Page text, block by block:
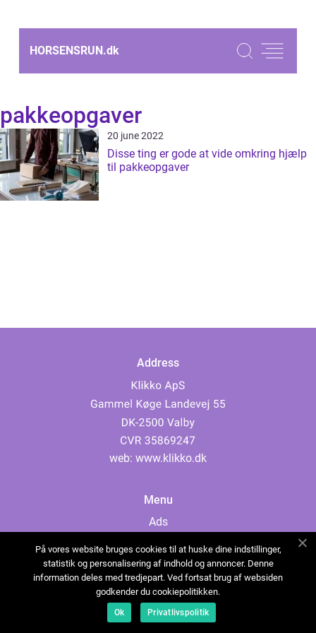
HORSENSRUN.dk
pakkeopgaver
20 june 2022
Disse ting er gode at vide omkring hjælp
til pakkeopgaver
Address
web: www.klikko.dk
Menu
Ads
Cookies
Contact
Sitemap
På vores website bruges cookies til at huske dine indstillinger,
statistik og personalisering af indhold og annoncer. Denne
information deles med tredjepart. Ved fortsat brug af websiden
godkender du cookiepolitikken.
Ok Privatlivspolitik